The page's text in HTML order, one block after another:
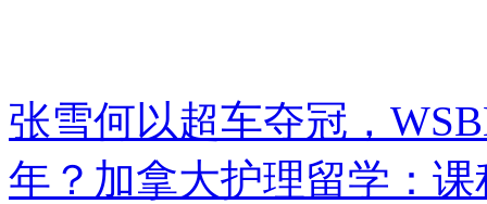
张雪何以超车夺冠，
年？ 加拿大护理留学：